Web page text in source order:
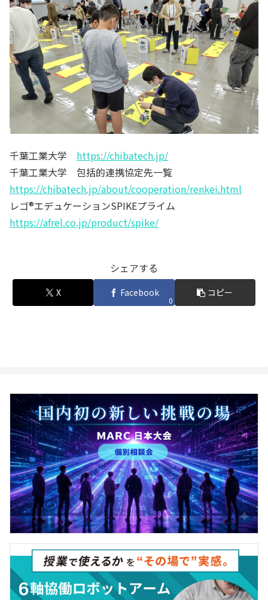
千葉工業大学 https://chibatech.jp/
千葉工業大学 包括的連携協定先一覧
https://chibatech.jp/about/cooperation/renkei.html
レゴ®エデュケーションSPIKEプライム
https://afrel.co.jp/product/spike/
シェアする
X Facebook
0
コピー